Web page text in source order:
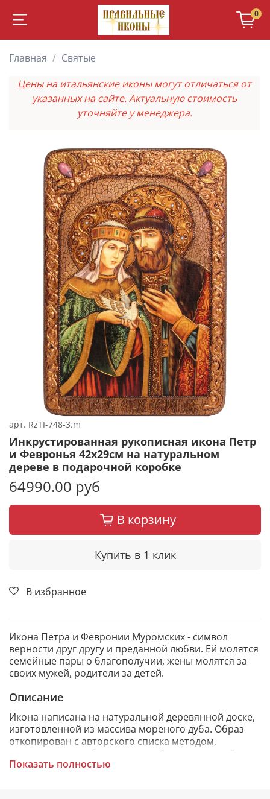
0
Главная
Святые
Цены на итальянские иконы могут отличаться от
указанных на сайте. Актуальную стоимость
уточняйте у менеджера.
арт. RzTI-748-3.m
Инкрустированная рукописная икона Петр
и Февронья 42х29см на натуральном
дереве в подарочной коробке
64990.00 руб
В корзину
Купить в 1 клик
В избранное
Икона Петра и Февронии Муромских - символ
верности друг другу и преданной любви. Ей молятся
семейные пары о благополучии, жены молятся за
своих мужей, родители за детей.
Описание
Икона написана на натуральной деревянной доске,
изготовленной из массива мореного дуба. Образ
откопирован с авторского списка методом,
получившим одобрение русской православной
церкви.
Показать полностью